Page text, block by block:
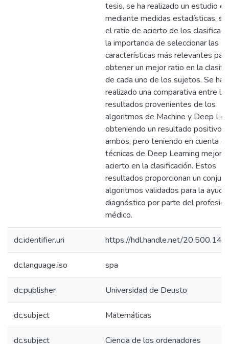
tesis, se ha realizado un estudio
mediante medidas estadísticas,
el ratio de acierto de los
la importancia de seleccionar las
características más relevantes para
obtener un mejor ratio en la
de cada uno de los sujetos. Se ha
realizado una comparativa entre
resultados provenientes de los
algoritmos de Machine y Deep
obteniendo un resultado positivo
ambos, pero teniendo en cuenta
técnicas de Deep Learning mejora
acierto en la clasificación. Estos
resultados proporcionan un
algoritmos validados para la
diagnóstico por parte del
médico.
dc.identifier.uri https://hdl.handle.net/
dc.language.iso spa
dc.publisher Universidad de Deusto
dc.subject Matemáticas
dc.subject Ciencia de los ordenadores